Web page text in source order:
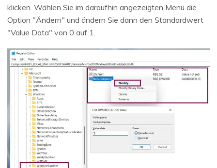
klicken. Wählen Sie im daraufhin angezeigten Menü die
Option "Ändern" und ändern Sie dann den Standardwert
"Value Data" von 0 auf 1.